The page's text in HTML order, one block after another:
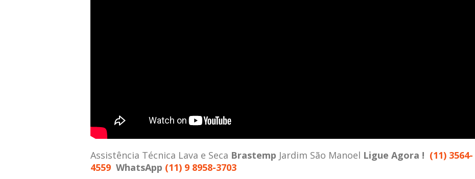
Assistência Técnica Lava e Seca Brastemp Jardim São Manoel Ligue Agora ! (11) 3564-
4559 WhatsApp (11) 9 8958-3703